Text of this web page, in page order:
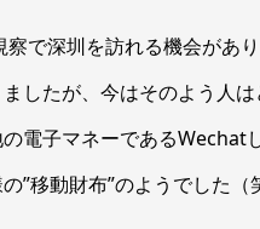
で深圳を訪れる機会があ
したが、今はそのよう人
電子マネーであるWechat
”移動財布”のようでした（